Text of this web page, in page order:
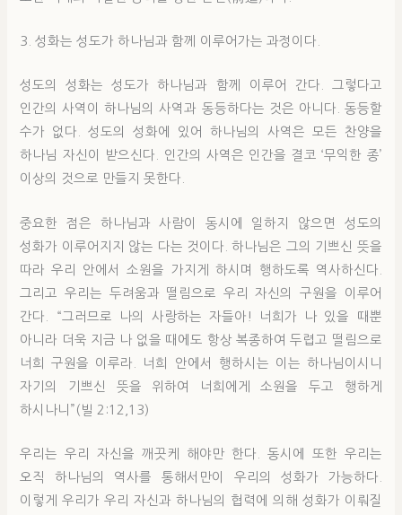
3. 성화는 성도가 하나님과 함께 이루어가는 과정이다.
성도의 성화는 성도가 하나님과 함께 이루어 간다. 그렇다고
인간의 사역이 하나님의 사역과 동등하다는 것은 아니다. 동등할
수가 없다. 성도의 성화에 있어 하나님의 사역은 모든 찬양을
하나님 자신이 받으신다. 인간의 사역은 인간을 결코 ‘무익한 종’
이상의 것으로 만들지 못한다.
중요한 점은 하나님과 사람이 동시에 일하지 않으면 성도의
성화가 이루어지지 않는 다는 것이다. 하나님은 그의 기쁘신 뜻을
따라 우리 안에서 소원을 가지게 하시며 행하도록 역사하신다.
그리고 우리는 두려움과 떨림으로 우리 자신의 구원을 이루어
간다. “그러므로 나의 사랑하는 자들아! 너희가 나 있을 때뿐
아니라 더욱 지금 나 없을 때에도 항상 복종하여 두렵고 떨림으로
너희 구원을 이루라. 너희 안에서 행하시는 이는 하나님이시니
자기의 기쁘신 뜻을 위하여 너희에게 소원을 두고 행하게
하시나니”(빌 2:12,13)
우리는 우리 자신을 깨끗케 해야만 한다. 동시에 또한 우리는
오직 하나님의 역사를 통해서만이 우리의 성화가 가능하다.
이렇게 우리가 우리 자신과 하나님의 협력에 의해 성화가 이뤄질